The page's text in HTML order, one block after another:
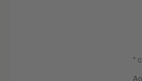
*